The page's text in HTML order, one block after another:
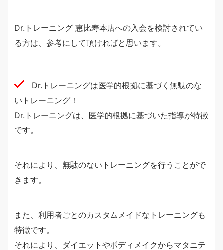
Dr.トレーニング 恵比寿本店への入会を検討されてい
る方は、参考にして頂ければと思います。
Dr.トレーニングは医学的根拠に基づく無駄のな
いトレーニング！
Dr.トレーニングは、医学的根拠に基づいた指導が特徴
です。
それにより、無駄のないトレーニングを行うことがで
きます。
また、利用者ごとのカスタムメイドなトレーニングも
特徴です。
それにより、ダイエットやボディメイクからマタニテ